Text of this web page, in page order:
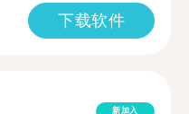
下载软件
新加入